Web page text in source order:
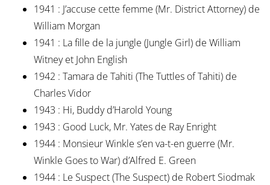
1941 : J’accuse cette femme (Mr. District Attorney) de
William Morgan
1941 : La fille de la jungle (Jungle Girl) de William
Witney et John English
1942 : Tamara de Tahiti (The Tuttles of Tahiti) de
Charles Vidor
1943 : Hi, Buddy d’Harold Young
1943 : Good Luck, Mr. Yates de Ray Enright
1944 : Monsieur Winkle s’en va-t-en guerre (Mr.
Winkle Goes to War) d’Alfred E. Green
1944 : Le Suspect (The Suspect) de Robert Siodmak